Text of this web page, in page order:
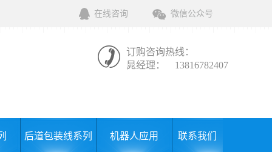
在线咨询 微信公众号
订购咨询热线：
晁经理：
13816782407
后道包装线系列 机器人应用 联系我们